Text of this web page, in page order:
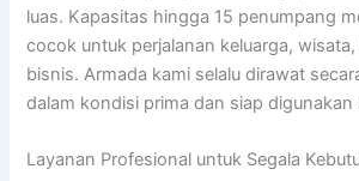
luas. Kapasitas hingga 15 penumpang
cocok untuk perjalanan keluarga,
bisnis. Armada kami selalu dirawat
dalam kondisi prima dan siap digunakan
Layanan Profesional untuk Segala